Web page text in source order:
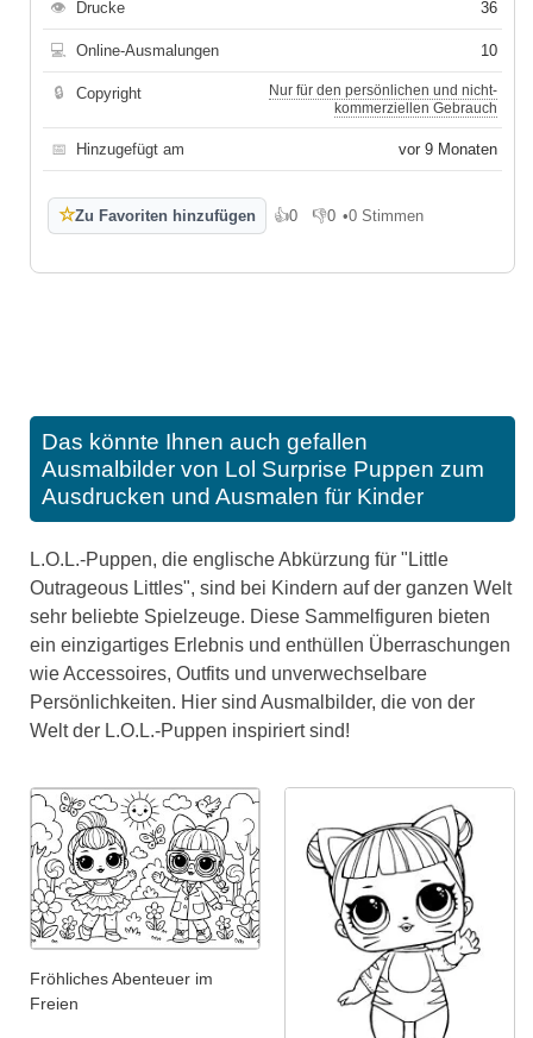
👁 Drucke 36
💻 Online-Ausmalungen 10
🔒 Copyright
Nur für den persönlichen und nicht-
kommerziellen Gebrauch
📅 Hinzugefügt am vor 9 Monaten
☆Zu Favoriten hinzufügen 👍0
Gefällt mir
👎0
Gefällt mir nicht
•0 Stimmen
Das könnte Ihnen auch gefallen
Ausmalbilder von Lol Surprise Puppen zum
Ausdrucken und Ausmalen für Kinder
L.O.L.-Puppen, die englische Abkürzung für "Little
Outrageous Littles", sind bei Kindern auf der ganzen Welt
sehr beliebte Spielzeuge. Diese Sammelfiguren bieten
ein einzigartiges Erlebnis und enthüllen Überraschungen
wie Accessoires, Outfits und unverwechselbare
Persönlichkeiten. Hier sind Ausmalbilder, die von der
Welt der L.O.L.-Puppen inspiriert sind!
Fröhliches Abenteuer im
Freien